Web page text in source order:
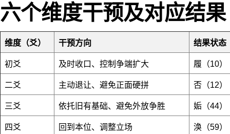
六个维度干预及对应结果
维度（爻） 干预方向 结果状态
初爻 及时收口、控制争端扩大 履（10）
二爻 主动退让、避免正面硬拼 否（12）
三爻 依托旧有基础、避免外放争胜 姤（44）
四爻 回到本位、调整立场 涣（59）